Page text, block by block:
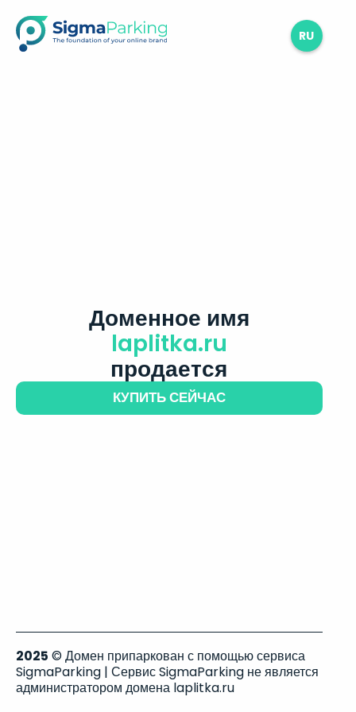
RU
Доменное имя
laplitka.ru
продается
КУПИТЬ СЕЙЧАС
2025 © Домен припаркован с помощью сервиса
SigmaParking | Сервис SigmaParking не является
администратором домена laplitka.ru